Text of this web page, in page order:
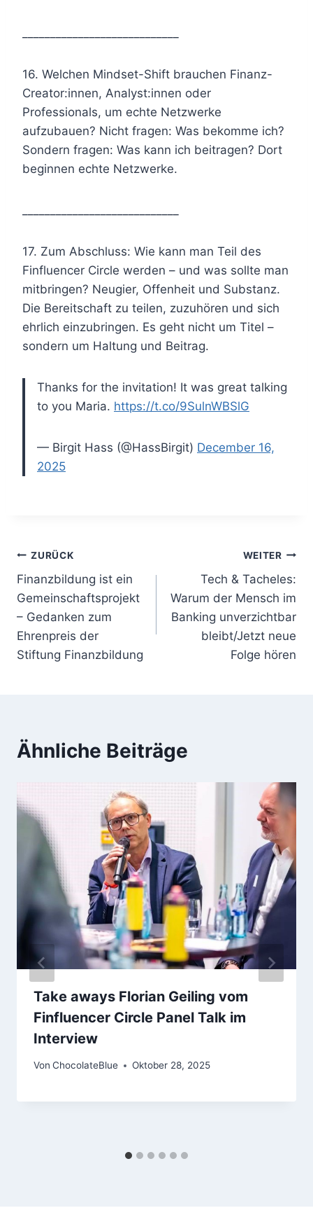
16. Welchen Mindset-Shift brauchen Finanz-
Creator:innen, Analyst:innen oder
Professionals, um echte Netzwerke
aufzubauen? Nicht fragen: Was bekomme ich?
Sondern fragen: Was kann ich beitragen? Dort
beginnen echte Netzwerke.
17. Zum Abschluss: Wie kann man Teil des
Finfluencer Circle werden – und was sollte man
mitbringen? Neugier, Offenheit und Substanz.
Die Bereitschaft zu teilen, zuzuhören und sich
ehrlich einzubringen. Es geht nicht um Titel –
sondern um Haltung und Beitrag.
Thanks for the invitation! It was great talking
to you Maria. https://t.co/9SulnWBSlG
— Birgit Hass (@HassBirgit) December 16,
2025
Beitragsnavigation
ZURÜCK
Finanzbildung ist ein
Gemeinschaftsprojekt
– Gedanken zum
Ehrenpreis der
Stiftung Finanzbildung
WEITER
Tech & Tacheles:
Warum der Mensch im
Banking unverzichtbar
bleibt/Jetzt neue
Folge hören
Ähnliche Beiträge
Take aways Florian Geiling vom
Finfluencer Circle Panel Talk im
Interview
Von ChocolateBlue Oktober 28, 2025